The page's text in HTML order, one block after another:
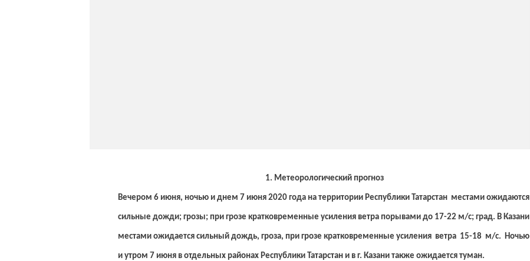
1. Метеорологический прогноз
Вечером 6 июня, ночью и днем 7 июня 2020 года на территории Республики Татарстан местами ожидаются
сильные дожди; грозы; при грозе кратковременные усиления ветра порывами до 17-22 м/с; град. В Казани
местами ожидается сильный дождь, гроза, при грозе кратковременные усиления ветра 15-18 м/с. Ночью
и утром 7 июня в отдельных районах Республики Татарстан и в г. Казани также ожидается туман.